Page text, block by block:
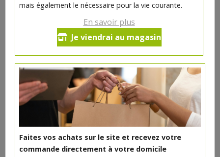
mais également le nécessaire pour la vie courante.
En savoir plus
Je viendrai au magasin
Faites vos achats sur le site et recevez votre
commande directement à votre domicile
Anis vert graines bio 40g
- 1 pc +
2.91€
Réception souhaitée le